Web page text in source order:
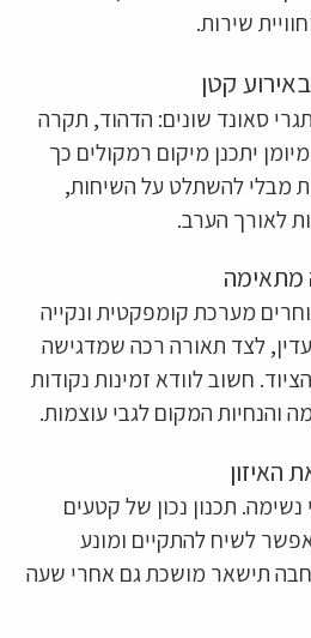
שירות.
קטן
סאונד שונים: הדהוד, תקרה
יתכנן מיקום רמקולים כך
מבלי להשתלט על השיחות,
לאורך הערב.
מתאימה
מערכת קומפקטית ונקייה
לצד תאורה רכה שמדגישה
חשוב לוודא זמינות נקודות
והנחיות המקום לגבי עוצמות.
האיזון
תכנון נכון של קטעים
לשיח להתקיים ומונע
תישאר מושכת גם אחרי שעה